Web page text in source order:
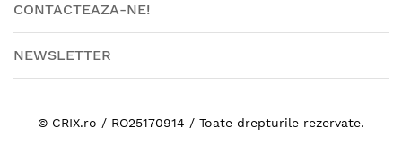
CONTACTEAZA-NE!
NEWSLETTER
© CRIX.ro / RO25170914 / Toate drepturile rezervate.